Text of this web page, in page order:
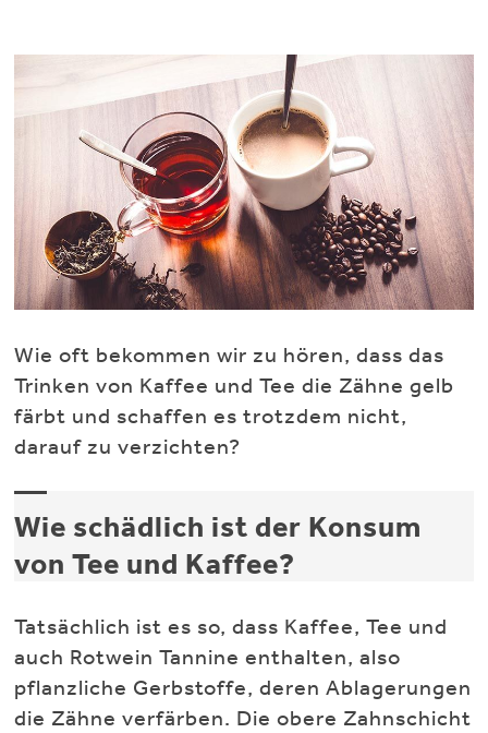
Wie oft bekommen wir zu hören, dass das
Trinken von Kaffee und Tee die Zähne gelb
färbt und schaffen es trotzdem nicht,
darauf zu verzichten?
Wie schädlich ist der Konsum
von Tee und Kaffee?
Tatsächlich ist es so, dass Kaffee, Tee und
auch Rotwein Tannine enthalten, also
pflanzliche Gerbstoffe, deren Ablagerungen
die Zähne verfärben. Die obere Zahnschicht